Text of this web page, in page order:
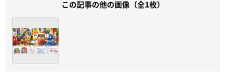
この記事の他の画像（全1枚）